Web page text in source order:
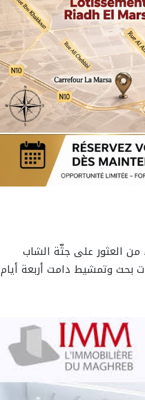
من العثور على جثّة الشاب
بحث وتمشيط دامت أربعة أيام